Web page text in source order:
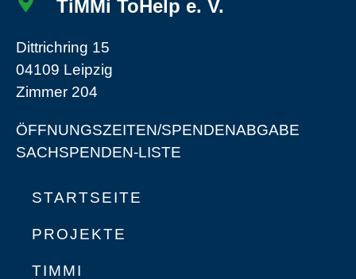
TiMMi ToHelp e. V.
Dittrichring 15
04109 Leipzig
Zimmer 204
ÖFFNUNGSZEITEN/SPENDENABGABE
SACHSPENDEN-LISTE
STARTSEITE
PROJEKTE
TIMMI